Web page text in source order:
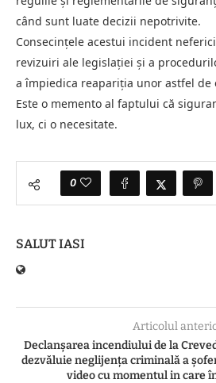
când sunt luate decizii nepotrivite.
Consecințele acestui incident
revizuiri ale legislației și a
a împiedica reapariția unor astfel de
Este o memento al faptului că
lux, ci o necesitate.
0
SALUT IASI
Articolul
Declanșarea incendiului de la
dezvăluie neglijența criminală a
video cu momentul in care